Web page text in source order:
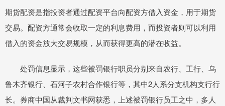
期货配资是指投资者通过配资平台向配资方借入资金，用于期货
交易。配资方通常会收取一定的利息费用，而投资者则可以利用
借入的资金放大交易规模，从而获得更高的潜在收益。
处罚信息显示，这些被罚银行职员分别来自农行、工行、乌
鲁木齐银行、石河子农村合作银行等，其中2人系分支机构支行行
长。券商中国从裁判文书网获悉，上述被罚银行员工之中，多人